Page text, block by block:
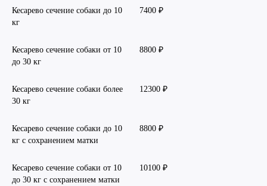
Кесарево сечение собаки до 10
кг
7400 ₽
Кесарево сечение собаки от 10
до 30 кг
8800 ₽
Кесарево сечение собаки более
30 кг
12300 ₽
Кесарево сечение собаки до 10
кг с сохранением матки
8800 ₽
Кесарево сечение собаки от 10
до 30 кг с сохранением матки
10100 ₽